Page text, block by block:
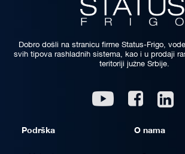
Dobro došli na stranicu firme Status-Frigo,
svih tipova rashladnih sistema, kao i u prodaji
teritoriji južne Srbije.
Youtube Facebook
Podrška O nama